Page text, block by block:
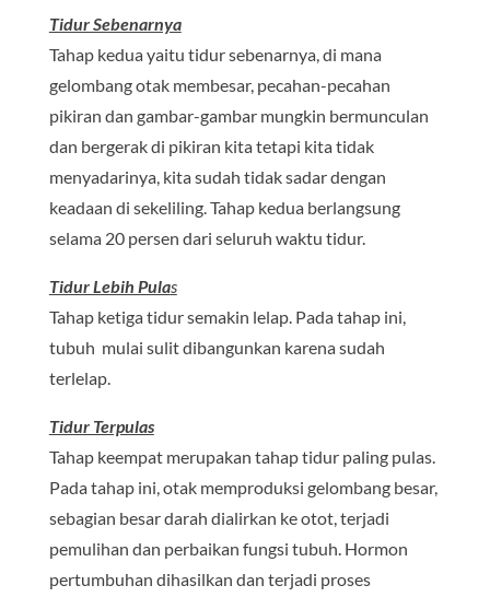
Tidur Sebenarnya
Tahap kedua yaitu tidur sebenarnya, di mana
gelombang otak membesar, pecahan-pecahan
pikiran dan gambar-gambar mungkin bermunculan
dan bergerak di pikiran kita tetapi kita tidak
menyadarinya, kita sudah tidak sadar dengan
keadaan di sekeliling. Tahap kedua berlangsung
selama 20 persen dari seluruh waktu tidur.
Tidur Lebih Pulas
Tahap ketiga tidur semakin lelap. Pada tahap ini,
tubuh mulai sulit dibangunkan karena sudah
terlelap.
Tidur Terpulas
Tahap keempat merupakan tahap tidur paling pulas.
Pada tahap ini, otak memproduksi gelombang besar,
sebagian besar darah dialirkan ke otot, terjadi
pemulihan dan perbaikan fungsi tubuh. Hormon
pertumbuhan dihasilkan dan terjadi proses